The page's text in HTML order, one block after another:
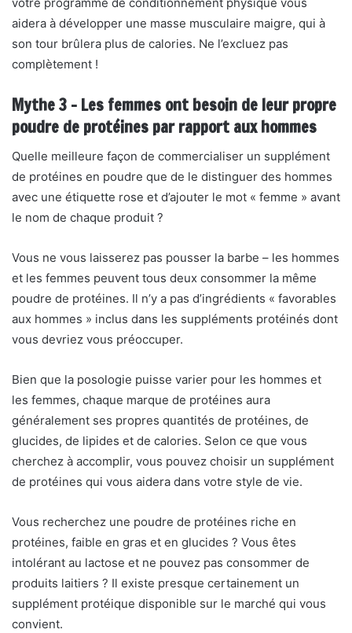
aidera à développer une masse musculaire maigre, qui à
son tour brûlera plus de calories. Ne l’excluez pas
complètement !
Mythe 3 – Les femmes ont besoin de leur propre
poudre de protéines par rapport aux hommes
Quelle meilleure façon de commercialiser un supplément
de protéines en poudre que de le distinguer des hommes
avec une étiquette rose et d’ajouter le mot « femme » avant
le nom de chaque produit ?
Vous ne vous laisserez pas pousser la barbe – les hommes
et les femmes peuvent tous deux consommer la même
poudre de protéines. Il n’y a pas d’ingrédients « favorables
aux hommes » inclus dans les suppléments protéinés dont
vous devriez vous préoccuper.
Bien que la posologie puisse varier pour les hommes et
les femmes, chaque marque de protéines aura
généralement ses propres quantités de protéines, de
glucides, de lipides et de calories. Selon ce que vous
cherchez à accomplir, vous pouvez choisir un supplément
de protéines qui vous aidera dans votre style de vie.
Vous recherchez une poudre de protéines riche en
protéines, faible en gras et en glucides ? Vous êtes
intolérant au lactose et ne pouvez pas consommer de
produits laitiers ? Il existe presque certainement un
supplément protéique disponible sur le marché qui vous
convient.